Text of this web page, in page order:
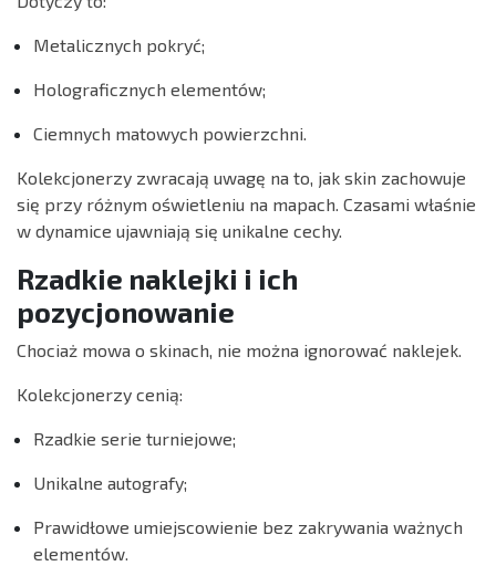
Metalicznych pokryć;
Holograficznych elementów;
Ciemnych matowych powierzchni.
Kolekcjonerzy zwracają uwagę na to, jak skin zachowuje
się przy różnym oświetleniu na mapach. Czasami właśnie
w dynamice ujawniają się unikalne cechy.
Rzadkie naklejki i ich
pozycjonowanie
Chociaż mowa o skinach, nie można ignorować naklejek.
Kolekcjonerzy cenią:
Rzadkie serie turniejowe;
Unikalne autografy;
Prawidłowe umiejscowienie bez zakrywania ważnych
elementów.